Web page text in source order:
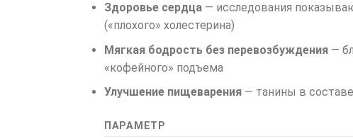
Здоровье сердца — исследования
(«плохого» холестерина)
Мягкая бодрость без перевозбуждения —
«кофейного» подъема
Улучшение пищеварения — танины в
ПАРАМЕТР